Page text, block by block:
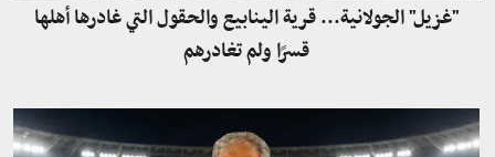
"غزيل" الجولانية... قرية الينابيع والحقول التي غادرها أهلها
قسرًا ولم تغادرهم